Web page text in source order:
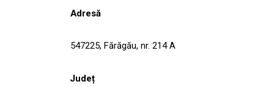
Adresă
547225, Fărăgău, nr. 214 A
Județ